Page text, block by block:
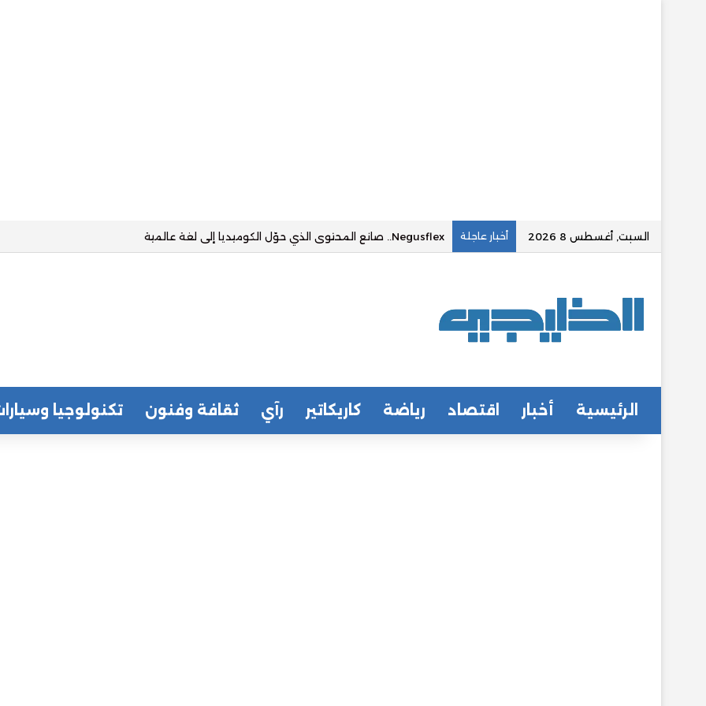
السبت, أغسطس 8 2026 أخبار عاجلة MQN (مقنعه وتصويب).. صانع محتوى عراقي يحقق ملايين المتابعين في عالم الألعاب الإلكترونية
الرئيسية أخبار اقتصاد رياضة كاريكاتير رآي ثقافة وفنون تكنولوجيا